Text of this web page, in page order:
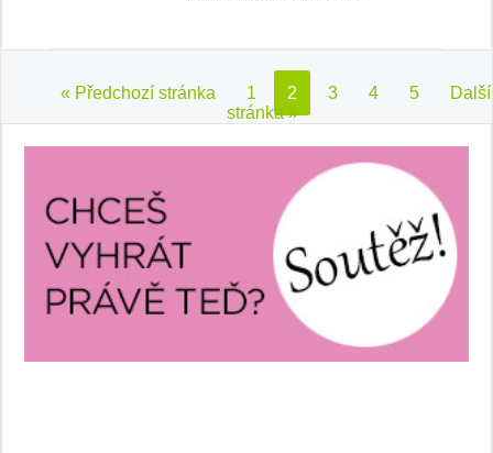
« Předchozí stránka 1 2 3 4 5
Další
stránka »